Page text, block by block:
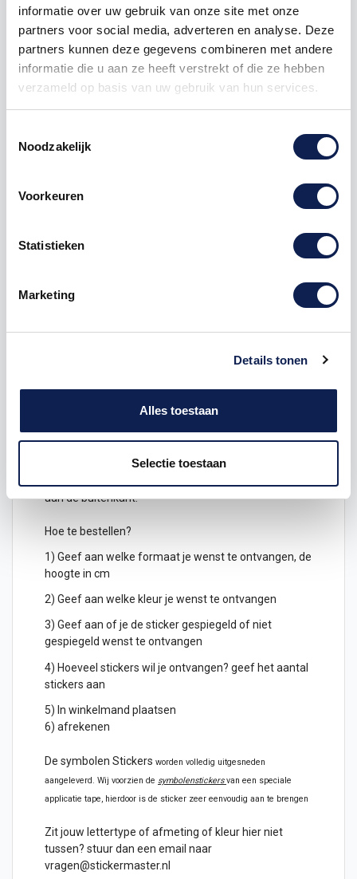
informatie over uw gebruik van onze site met onze
partners voor social media, adverteren en analyse. Deze
partners kunnen deze gegevens combineren met andere
informatie die u aan ze heeft verstrekt of die ze hebben
verzameld op basis van uw gebruik van hun services.
Noodzakelijk
Voorkeuren
Statistieken
Marketing
Details tonen
Alles toestaan
Selectie toestaan
"circumflex"
hoe langer de sticker.
Deze symbolen sticker kan zowel op een buitenkant
symbolen
Keuze uit verschillende kleurensymbolenstickers
bestellen, deze kunnen dan geplakt worden
aan de buitenkant.
Hoe te bestellen?
1) Geef aan welke formaat je wenst te ontvangen, de
hoogte in cm
2) Geef aan welke kleur je wenst te ontvangen
3) Geef aan of je de sticker gespiegeld of niet
gespiegeld wenst te ontvangen
4) Hoeveel stickers wil je ontvangen? geef het aantal
stickers aan
5) In winkelmand plaatsen
6) afrekenen
De symbolen Stickers worden volledig uitgesneden
aangeleverd. Wij voorzien de symbolenstickers van een speciale
applicatie tape, hierdoor is de sticker zeer eenvoudig aan te brengen
Zit jouw lettertype of afmeting of kleur hier niet
tussen? stuur dan een email naar
vragen@stickermaster.nl